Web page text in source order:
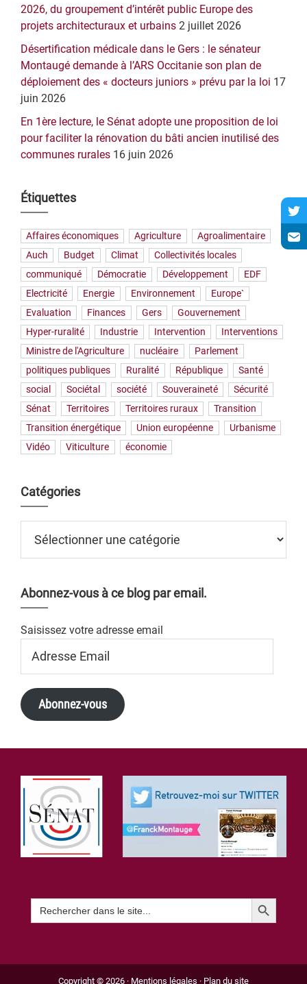
2026, du groupement d’intérêt public Europe des
projets architecturaux et urbains 2 juillet 2026
Désertification médicale dans le Gers : le sénateur
Montaugé demande à l’ARS Occitanie son plan de
déploiement des « docteurs juniors » prévu par la loi 17
juin 2026
En 1ère lecture, le Sénat adopte une proposition de loi
pour faciliter la rénovation du bâti ancien inutilisé des
communes rurales 16 juin 2026
Étiquettes
Affaires économiques Agriculture
Agroalimentaire
Auch
Budget Climat
Collectivités locales
communiqué
Démocratie Développement
EDF
Electricité
Energie Environnement
Europe`
Evaluation
Finances Gers
Gouvernement
Hyper-ruralité
Industrie Intervention
Interventions
Ministre de l'Agriculture
nucléaire
Parlement
politiques publiques
Ruralité République
Santé
social
Sociétal société Souveraineté
Sécurité
Sénat
Territoires Territoires ruraux
Transition
Transition énergétique
Union européenne
Urbanisme
Vidéo
Viticulture économie
Catégories
Abonnez-vous à ce blog par email.
Saisissez votre adresse email
Email
Abonnez-vous
Footer
Search
for:
Search Button
Copyright © 2026 · Mentions légales · Plan du site